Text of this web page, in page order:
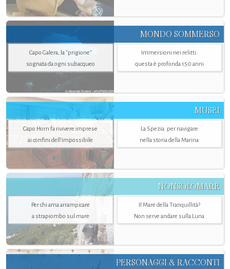
MONDO SOMMERSO
Capo Galera, la "prigione"
sognata da ogni subacqueo
Immersioni nei relitti:
questa è profonda 150 anni
MUSEI
Capo Horn fa rivivere imprese
ai confini dell’impossibile
La Spezia. per navigare
nella storia della Marina
NONSOLOMARE
Per chi ama arrampicare
a strapiombo sul mare
Il Mare della Tranquillità?
Non serve andare sulla Luna
PERSONAGGI & RACCONTI